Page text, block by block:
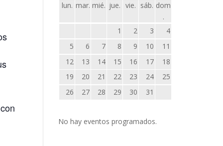
lun. mar. mié. jue. vie. sáb. dom
.
1
2 3
4
5
6 7 8 9 10
11
12
13 14 15 16 17
18
19
20 21 22 23 24
25
26
27 28 29 30 31
No hay eventos programados.